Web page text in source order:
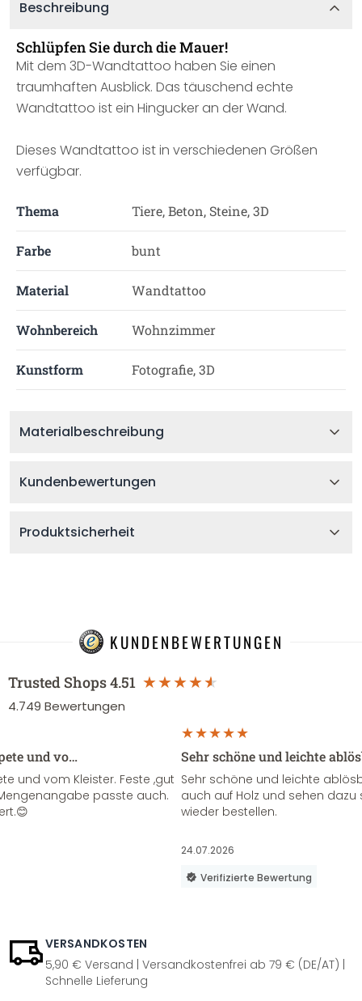
Beschreibung
Schlüpfen Sie durch die Mauer!
Mit dem 3D-Wandtattoo haben Sie einen
traumhaften Ausblick. Das täuschend echte
Wandtattoo ist ein Hingucker an der Wand.
Dieses Wandtattoo ist in verschiedenen Größen
verfügbar.
Thema Tiere, Beton, Steine, 3D
Farbe bunt
Material Wandtattoo
Wohnbereich Wohnzimmer
Kunstform Fotografie, 3D
Materialbeschreibung
Kundenbewertungen
Produktsicherheit
KUNDENBEWERTUNGEN
Trusted Shops4.51
4.749 Bewertungen
und vo…
und vom Kleister. Feste ,gut
passte auch.
Sehr schöne und leichte
Sehr schöne und leichte
auch auf Holz und sehen
wieder bestellen.
24.07.2026
Verifizierte Bewertung
VERSANDKOSTEN
5,90 € Versand | Versandkostenfrei ab 79 € (DE/AT) |
Schnelle Lieferung